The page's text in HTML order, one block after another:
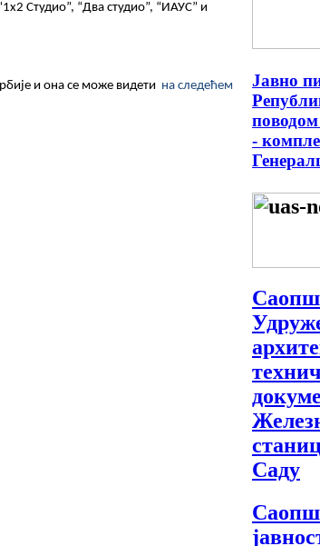
Студио”, “Два студио”, “ИАУС” и
и она се може видети на следећем
Јавно
-
Саду